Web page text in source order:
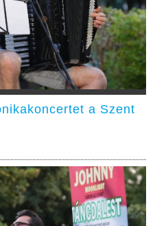
a Szent